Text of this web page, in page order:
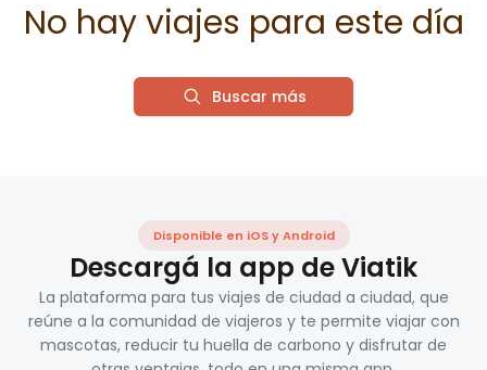
No hay viajes para este día
Buscar más
Disponible en iOS y Android
Descargá la app de Viatik
La plataforma para tus viajes de ciudad a ciudad, que
reúne a la comunidad de viajeros y te permite viajar con
mascotas, reducir tu huella de carbono y disfrutar de